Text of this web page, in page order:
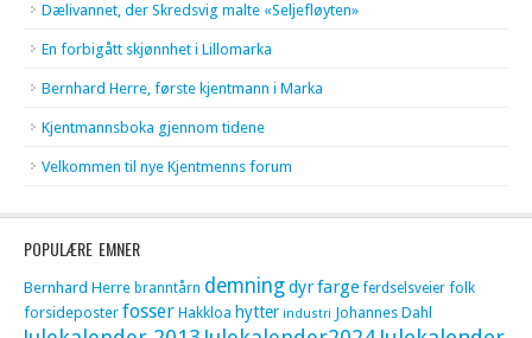
Dælivannet, der Skredsvig malte «Seljefløyten»
En forbigått skjønnhet i Lillomarka
Bernhard Herre, første kjentmann i Marka
Kjentmannsboka gjennom tidene
Velkommen til nye Kjentmenns forum
POPULÆRE EMNER
Bernhard Herre branntårn demningdyrfarge ferdselsveier folk
forsideposter fosser Hakkloa hytter industri Johannes Dahl